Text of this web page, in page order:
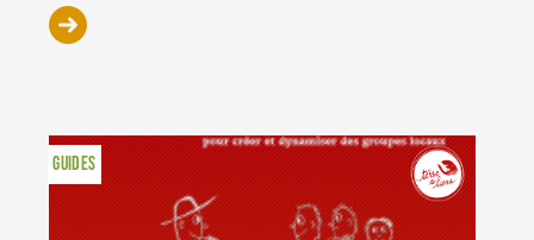
GUIDES